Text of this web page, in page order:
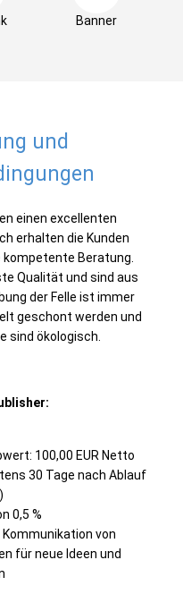
Banner
und
einen excellenten
erhalten die Kunden
Beratung.
Qualität und sind aus
der Felle ist immer
geschont werden und
sind ökologisch.
100,00 EUR Netto
30 Tage nach Ablauf
0,5 %
von
für neue Ideen und